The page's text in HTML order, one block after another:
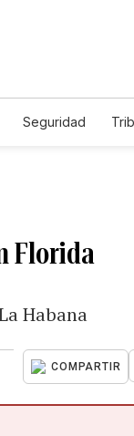
Seguridad
Florida
Habana
COMPARTIR